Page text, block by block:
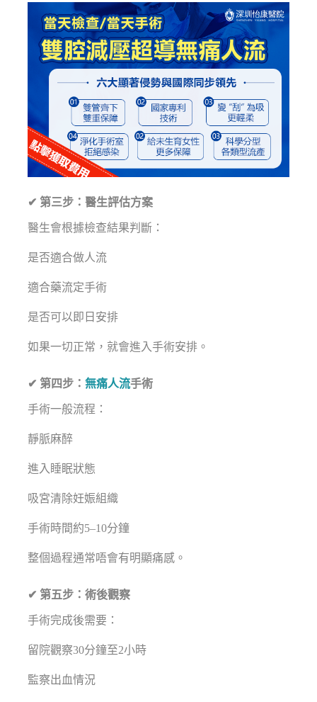
✔ 第三步：醫生評估方案
醫生會根據檢查結果判斷：
是否適合做人流
適合藥流定手術
是否可以即日安排
如果一切正常，就會進入手術安排。
✔ 第四步：無痛人流手術
手術一般流程：
靜脈麻醉
進入睡眠狀態
吸宮清除妊娠組織
手術時間約5–10分鐘
整個過程通常唔會有明顯痛感。
✔ 第五步：術後觀察
手術完成後需要：
留院觀察30分鐘至2小時
監察出血情況